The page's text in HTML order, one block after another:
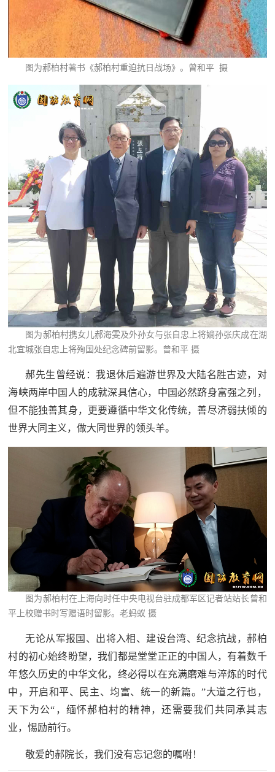
图为郝柏村著书《郝柏村重迫抗日战场》。曾和平 摄
图为郝柏村携女儿郝海雯及外孙女与张自忠上将嫡孙张庆成在湖
北宜城张自忠上将殉国处纪念碑前留影。曾和平 摄
郝先生曾经说：我退休后遍游世界及大陆名胜古迹，对
海峡两岸中国人的成就深具信心，中国必然跻身富强之列，
但不能独善其身，更要遵循中华文化传统，善尽济弱扶倾的
世界大同主义，做大同世界的领头羊。
图为郝柏村在上海向时任中央电视台驻成都军区记者站站长曾和
平上校赠书时写赠语时留影。老蚂蚁 摄
无论从军报国、出将入相、建设台湾、纪念抗战，郝柏
村的初心始终盼望，我们都是堂堂正正的中国人，有着数千
年悠久历史的中华文化，终必得以在充满磨难与淬炼的时代
中，开启和平、民主、均富、统一的新篇。”大道之行也，
天下为公“，缅怀郝柏村的精神，还需要我们共同承其志
业，惕励前行。
敬爱的郝院长，我们没有忘记您的嘱咐！